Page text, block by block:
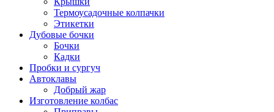
Термоусадочные колпачки
Этикетки
Дубовые бочки
Бочки
Кадки
Пробки и сургуч
Автоклавы
Добрый жар
Изготовление колбас